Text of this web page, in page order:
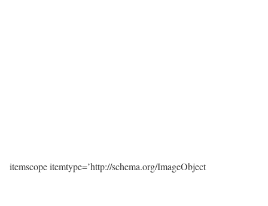
itemscope itemtype=’http://schema.org/ImageObject